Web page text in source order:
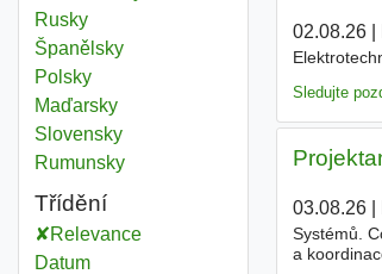
Rusky
Španělsky
Polsky
Maďarsky
Slovensky
Rumunsky
Třídění
Relevance
Datum
02.08.26|
Sledujte
03.08.26|
Systémů.
a